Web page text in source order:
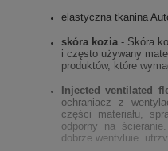
elastyczna tkanina
skóra kozia- Skóra
i często używany
produktów, które
Injected ventilated
ochraniacz z
części materiału,
odporny na
dobrze wentyluje,